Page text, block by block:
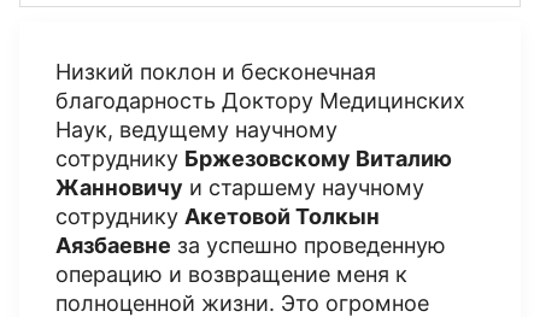
Низкий поклон и бесконечная
благодарность Доктору Медицинских
Наук, ведущему научному
сотруднику Бржезовскому Виталию
Жанновичу и старшему научному
сотруднику Акетовой Толкын
Аязбаевне за успешно проведенную
операцию и возвращение меня к
полноценной жизни. Это огромное